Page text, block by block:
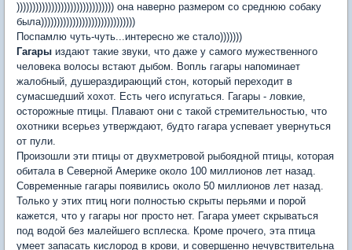
))))))))))))))))))))))))))))))) она наверно размером со среднюю собаку
была))))))))))))))))))))))))))))))
Поспамлю чуть-чуть...интересно же стало)))))))
Гагары издают такие звуки, что даже у самого мужественного
человека волосы встают дыбом. Вопль гагары напоминает
жалобный, душераздирающий стон, который переходит в
сумасшедший хохот. Есть чего испугаться. Гагары - ловкие,
осторожные птицы. Плавают они с такой стремительностью, что
охотники всерьез утверждают, будто гагара успевает увернуться
от пули.
Произошли эти птицы от двухметровой рыбоядной птицы, которая
обитала в Северной Америке около 100 миллионов лет назад.
Современные гагары появились около 50 миллионов лет назад.
Только у этих птиц ноги полностью скрыты перьями и порой
кажется, что у гагары ног просто нет. Гагара умеет скрываться
под водой без малейшего всплеска. Кроме прочего, эта птица
умеет запасать кислород в крови, и совершенно нечувствительна